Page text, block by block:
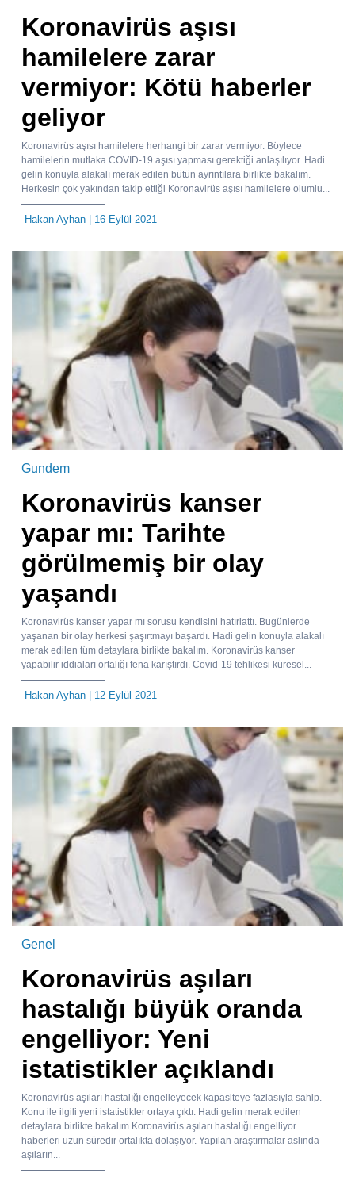
Koronavirüs aşısı
hamilelere zarar
vermiyor: Kötü haberler
geliyor
Koronavirüs aşısı hamilelere herhangi bir zarar vermiyor. Böylece
hamilelerin mutlaka COVİD-19 aşısı yapması gerektiği anlaşılıyor. Hadi
gelin konuyla alakalı merak edilen bütün ayrıntılara birlikte bakalım.
Herkesin çok yakından takip ettiği Koronavirüs aşısı hamilelere olumlu...
Hakan Ayhan | 16 Eylül 2021
Gundem
Koronavirüs kanser
yapar mı: Tarihte
görülmemiş bir olay
yaşandı
Koronavirüs kanser yapar mı sorusu kendisini hatırlattı. Bugünlerde
yaşanan bir olay herkesi şaşırtmayı başardı. Hadi gelin konuyla alakalı
merak edilen tüm detaylara birlikte bakalım. Koronavirüs kanser
yapabilir iddiaları ortalığı fena karıştırdı. Covid-19 tehlikesi küresel...
Hakan Ayhan | 12 Eylül 2021
Genel
Koronavirüs aşıları
hastalığı büyük oranda
engelliyor: Yeni
istatistikler açıklandı
Koronavirüs aşıları hastalığı engelleyecek kapasiteye fazlasıyla sahip.
Konu ile ilgili yeni istatistikler ortaya çıktı. Hadi gelin merak edilen
detaylara birlikte bakalım Koronavirüs aşıları hastalığı engelliyor
haberleri uzun süredir ortalıkta dolaşıyor. Yapılan araştırmalar aslında
aşıların...